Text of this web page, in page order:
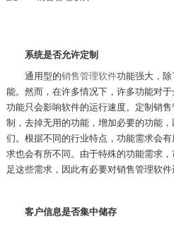
系统是否允许定制
通用型的销售管理软件功能强大，
能。然而，在许多情况下，许多功能对
功能只会影响软件的运行速度。定制销
制，去掉无用的功能，增加必要的功能
们。根据不同的行业特点，功能需求会
求也会有所不同。由于特殊的功能需求
足这些需求，因此有必要对销售管理软件
客户信息是否集中储存